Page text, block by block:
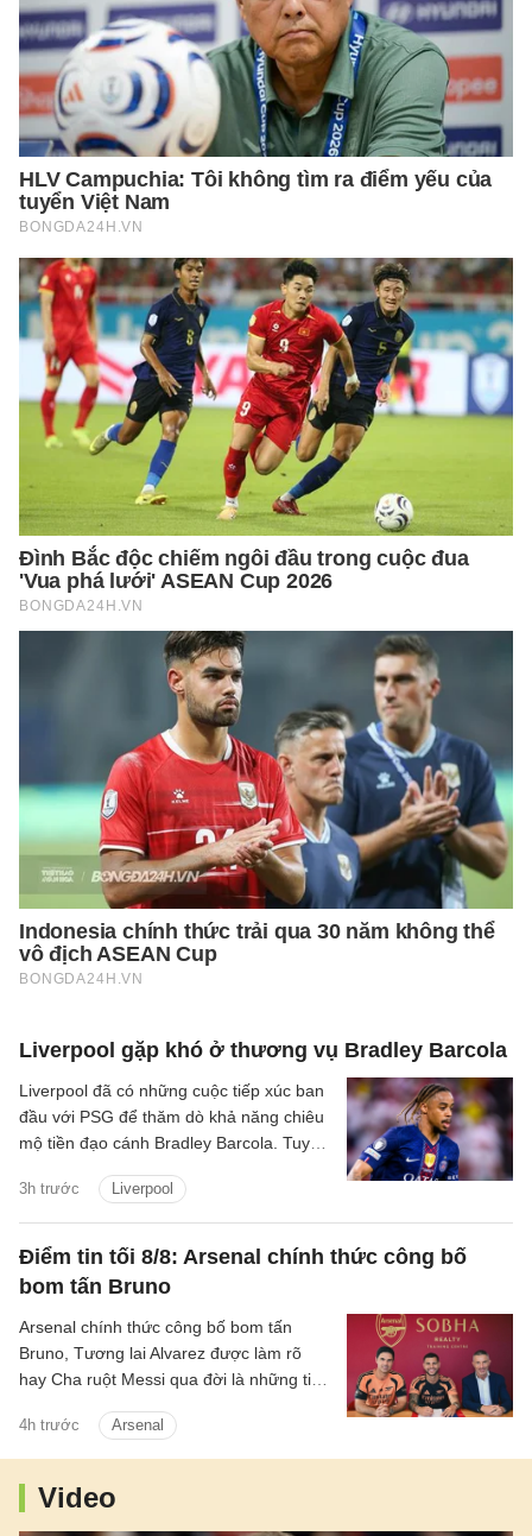
Liverpool gặp khó ở thương vụ Bradley Barcola
3h trước Liverpool
Liverpool đã có những cuộc tiếp xúc ban
đầu với PSG để thăm dò khả năng chiêu
mộ tiền đạo cánh Bradley Barcola. Tuy
hai CLB đang là trở ngại lớn đối với
thương vụ này.
Điểm tin tối 8/8: Arsenal chính thức công bố
bom tấn Bruno
4h trước Arsenal
Arsenal chính thức công bố bom tấn
Bruno, Tương lai Alvarez được làm rõ
hay Cha ruột Messi qua đời là những tin
Video